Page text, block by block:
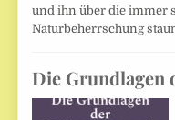
und ihn über die immer
Naturbeherrschung
Die Grundlagen